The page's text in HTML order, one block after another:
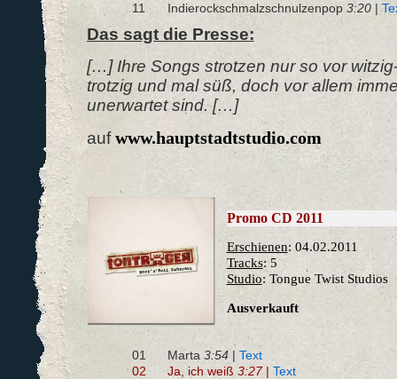
11
Indierockschmalzschnulzenpop 3:20 |
Das sagt die Presse:
[…] Ihre Songs strotzen nur so vor
trotzig und mal süß, doch vor allem
unerwartet sind. […]
aufwww.hauptstadtstudio.com
Promo CD 2011
Erschienen: 04.02.2011
Tracks: 5
Studio: Tongue Twist Studios
Ausverkauft
01 Marta 3:54 | Text
02
Ja, ich weiß 3:27| Text